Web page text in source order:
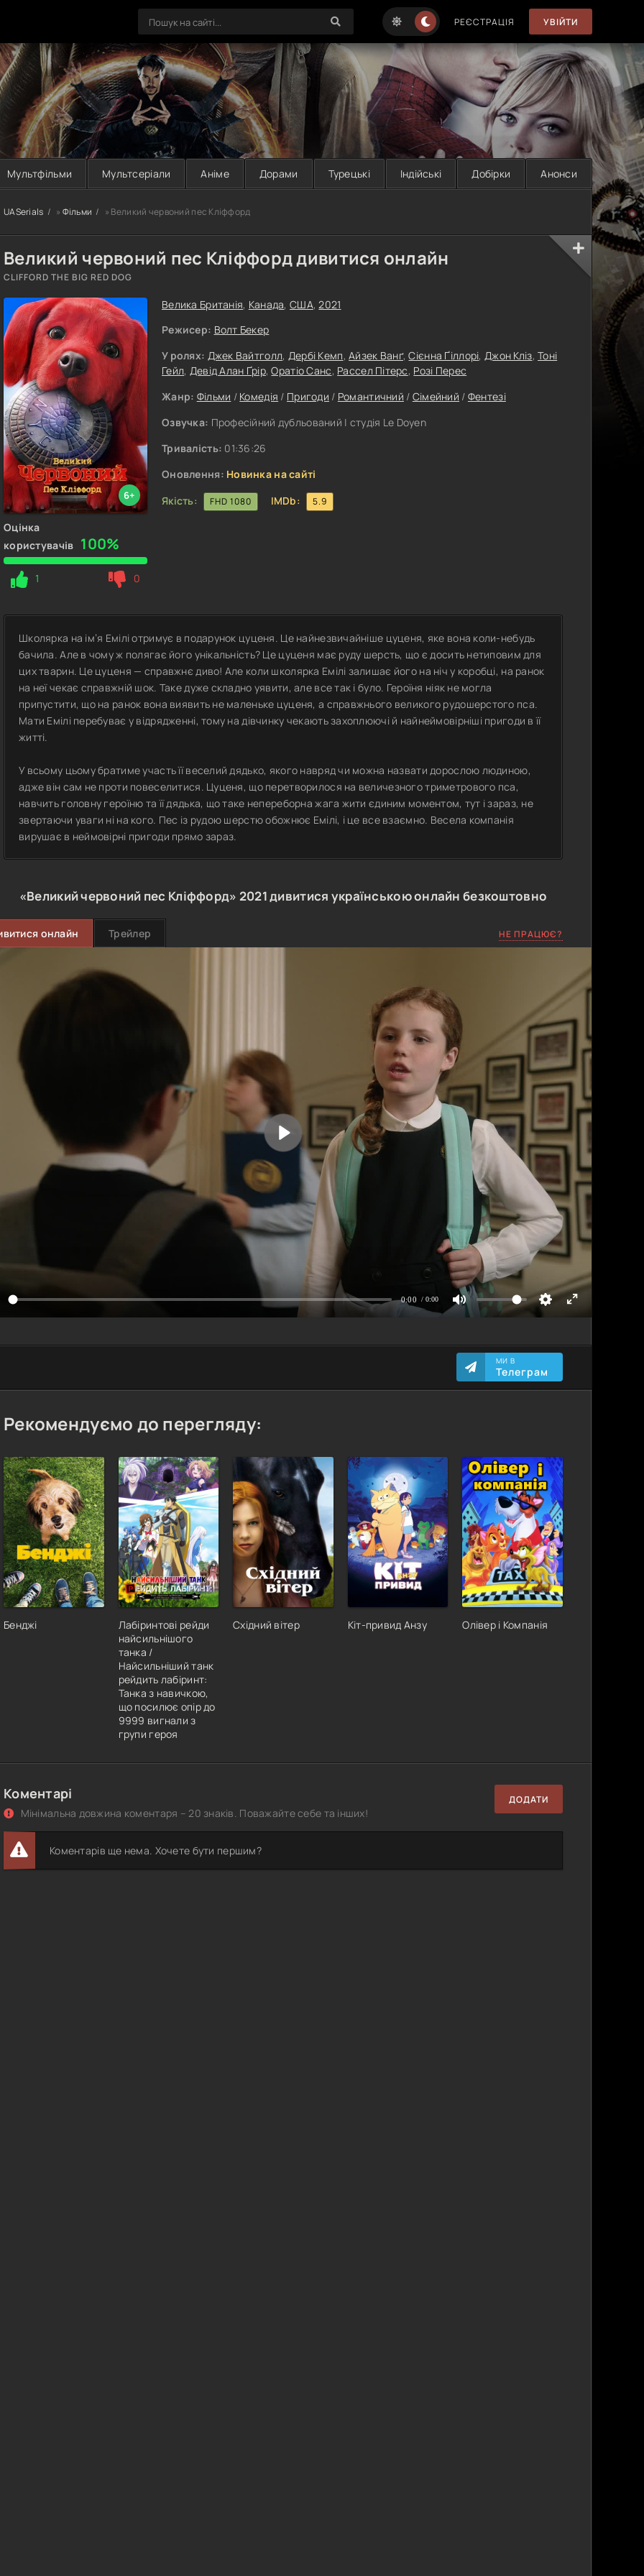
РЕЄСТРАЦІЯ УВІЙТИ
Мультфільми Мультсеріали Аніме Дорами Турецькі Індійські Добірки Анонси
UASerials » Фільми » Великий червоний пес Кліффорд
Великий червоний пес Кліффорд дивитися онлайн
CLIFFORD THE BIG RED DOG
6+
Оцінка
користувачів 100%
1 0
Велика Британія, Канада,США,2021
Режисер: Волт Бекер
У ролях: Джек Вайтголл, Дербі Кемп,Айзек Ванґ,Сієнна Ґіллорі, Джон Кліз,Тоні
Гейл, Девід Алан Ґрір,Оратіо Санс, Рассел Пітерс, Розі Перес
Жанр: Фільми / Комедія / Пригоди / Романтичний / Сімейний / Фентезі
Озвучка: Професійний дубльований | студія Le Doyen
Тривалість: 01:36:26
Оновлення: Новинка на сайті
Якість:
FHD 1080 IMDb: 5.9
Школярка на ім’я Емілі отримує в подарунок цуценя. Це найнезвичайніше цуценя, яке вона коли-небудь
бачила. Але в чому ж полягає його унікальність? Це цуценя має руду шерсть, що є досить нетиповим для
цих тварин. Це цуценя — справжнє диво! Але коли школярка Емілі залишає його на ніч у коробці, на ранок
на неї чекає справжній шок. Таке дуже складно уявити, але все так і було. Героїня ніяк не могла
припустити, що на ранок вона виявить не маленьке цуценя, а справжнього великого рудошерстого пса.
Мати Емілі перебуває у відрядженні, тому на дівчинку чекають захоплюючі й найнеймовірніші пригоди в її
житті.
У всьому цьому братиме участь її веселий дядько, якого навряд чи можна назвати дорослою людиною,
адже він сам не проти повеселитися. Цуценя, що перетворилося на величезного триметрового пса,
навчить головну героїню та її дядька, що таке непереборна жага жити єдиним моментом, тут і зараз, не
звертаючи уваги ні на кого. Пес із рудою шерстю обожнює Емілі, і це все взаємно. Весела компанія
вирушає в неймовірні пригоди прямо зараз.
«Великий червоний пес Кліффорд» 2021дивитися українською онлайн безкоштовно
онлайн Трейлер НЕ ПРАЦЮЄ?
МИ В
Телеграм
Рекомендуємо до перегляду:
Бенджі
Лабіринтові рейди
найсильнішого
танка /
Найсильніший танк
рейдить лабіринт:
Танка з навичкою,
що посилює опір до
9999 вигнали з
групи героя
Східний вітер Кіт-привид Анзу Олівер і Компанія
Коментарі
Мінімальна довжина коментаря – 20 знаків. Поважайте себе та інших!
ДОДАТИ
Коментарів ще нема. Хочете бути першим?